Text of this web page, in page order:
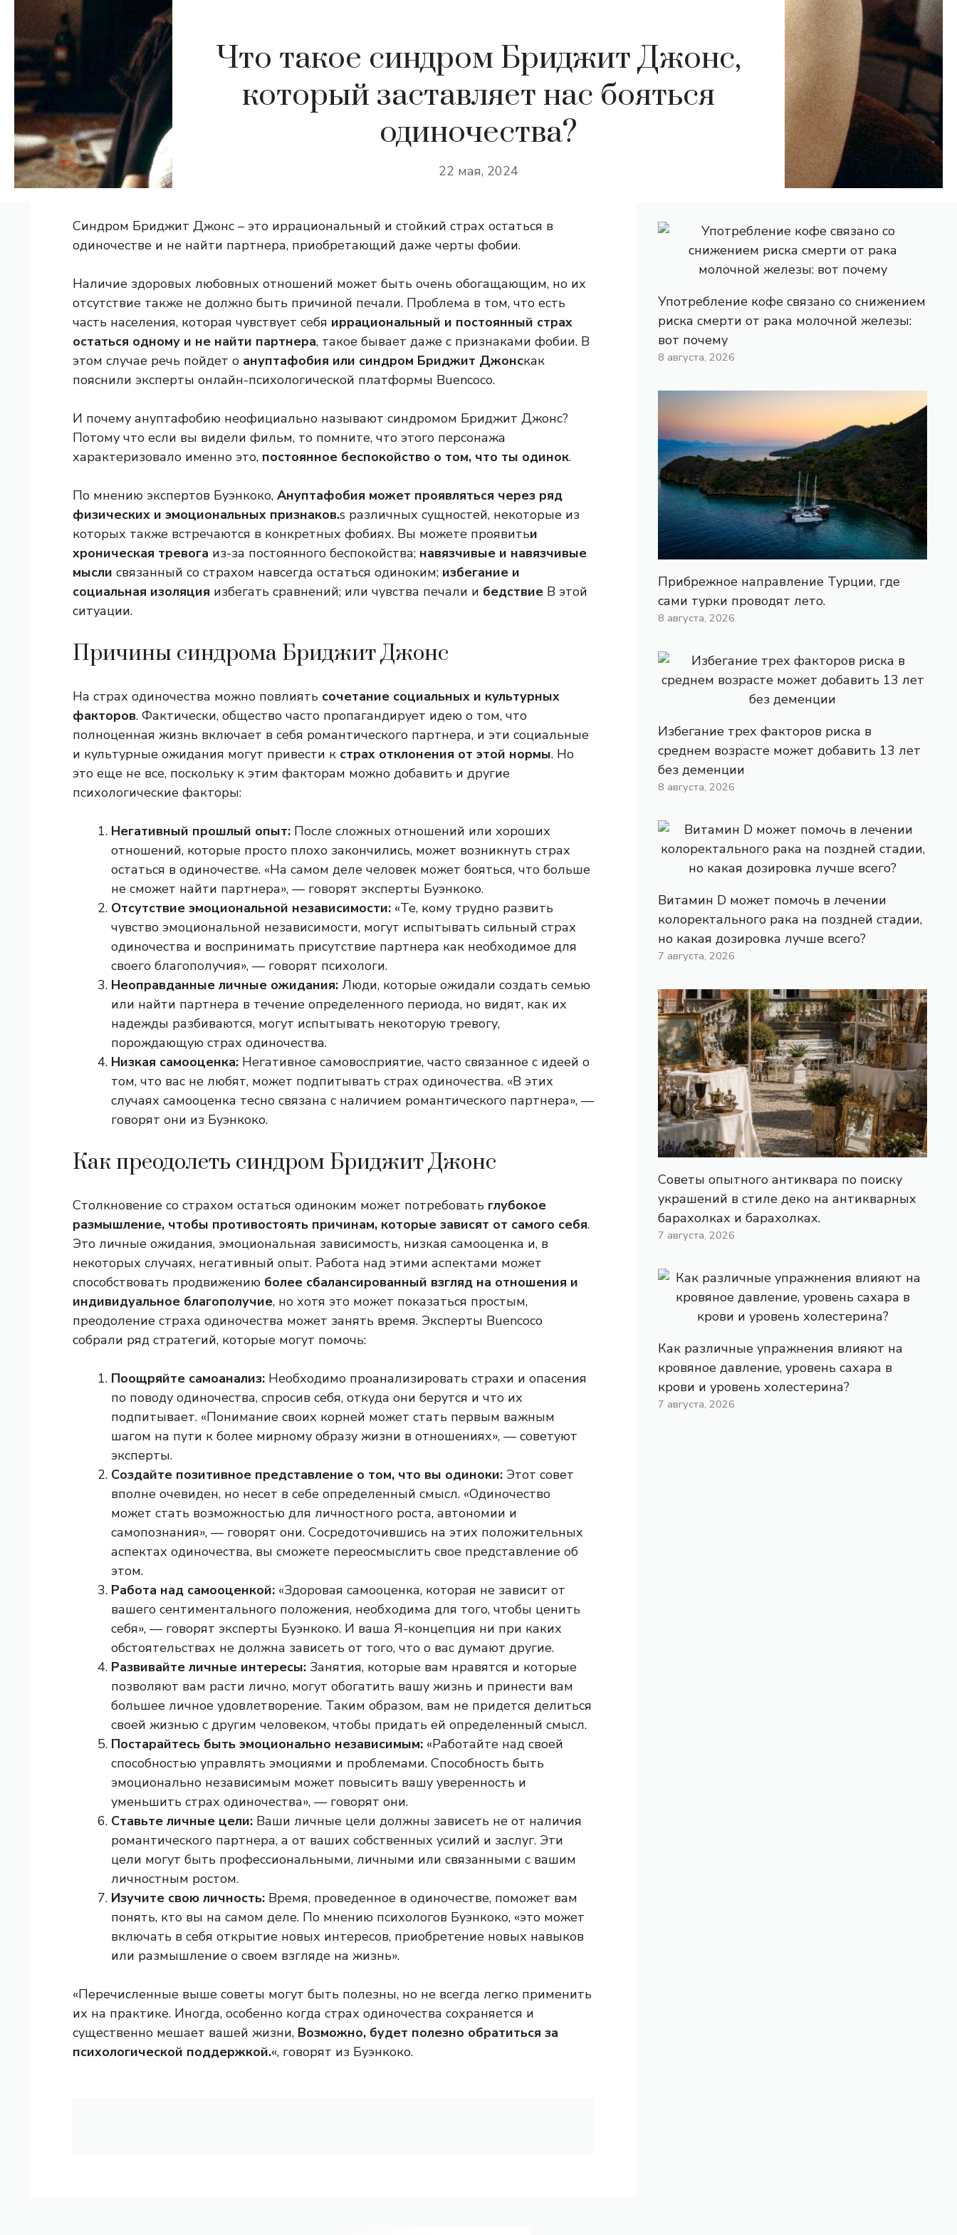
Что такое синдром Бриджит Джонс,
который заставляет нас бояться
одиночества?
22 мая, 2024
Синдром Бриджит Джонс – это иррациональный и стойкий страх остаться в
одиночестве и не найти партнера, приобретающий даже черты фобии.
Наличие здоровых любовных отношений может быть очень обогащающим, но их
отсутствие также не должно быть причиной печали. Проблема в том, что есть
часть населения, которая чувствует себя иррациональный и постоянный страх
остаться одному и не найти партнера, такое бывает даже с признаками фобии. В
этом случае речь пойдет о ануптафобия или синдром Бриджит Джонскак
пояснили эксперты онлайн-психологической платформы Buencoco.
И почему ануптафобию неофициально называют синдромом Бриджит Джонс?
Потому что если вы видели фильм, то помните, что этого персонажа
характеризовало именно это, постоянное беспокойство о том, что ты одинок.
По мнению экспертов Буэнкоко, Ануптафобия может проявляться через ряд
физических и эмоциональных признаков.s различных сущностей, некоторые из
которых также встречаются в конкретных фобиях. Вы можете проявитьи
хроническая тревога из-за постоянного беспокойства; навязчивые и навязчивые
мысли связанный со страхом навсегда остаться одиноким; избегание и
социальная изоляция избегать сравнений; или чувства печали и бедствие В этой
ситуации.
Причины синдрома Бриджит Джонс
На страх одиночества можно повлиять сочетание социальных и культурных
факторов. Фактически, общество часто пропагандирует идею о том, что
полноценная жизнь включает в себя романтического партнера, и эти социальные
и культурные ожидания могут привести к страх отклонения от этой нормы. Но
это еще не все, поскольку к этим факторам можно добавить и другие
психологические факторы:
Негативный прошлый опыт: После сложных отношений или хороших
отношений, которые просто плохо закончились, может возникнуть страх
остаться в одиночестве. «На самом деле человек может бояться, что больше
не сможет найти партнера», — говорят эксперты Буэнкоко.
Отсутствие эмоциональной независимости: «Те, кому трудно развить
чувство эмоциональной независимости, могут испытывать сильный страх
одиночества и воспринимать присутствие партнера как необходимое для
своего благополучия», — говорят психологи.
Неоправданные личные ожидания: Люди, которые ожидали создать семью
или найти партнера в течение определенного периода, но видят, как их
надежды разбиваются, могут испытывать некоторую тревогу,
порождающую страх одиночества.
Низкая самооценка: Негативное самовосприятие, часто связанное с идеей о
том, что вас не любят, может подпитывать страх одиночества. «В этих
случаях самооценка тесно связана с наличием романтического партнера», —
говорят они из Буэнкоко.
Как преодолеть синдром Бриджит Джонс
Столкновение со страхом остаться одиноким может потребовать глубокое
размышление, чтобы противостоять причинам, которые зависят от самого себя.
Это личные ожидания, эмоциональная зависимость, низкая самооценка и, в
некоторых случаях, негативный опыт. Работа над этими аспектами может
способствовать продвижению более сбалансированный взгляд на отношения и
индивидуальное благополучие, но хотя это может показаться простым,
преодоление страха одиночества может занять время. Эксперты Buencoco
собрали ряд стратегий, которые могут помочь:
Поощряйте самоанализ: Необходимо проанализировать страхи и опасения
по поводу одиночества, спросив себя, откуда они берутся и что их
подпитывает. «Понимание своих корней может стать первым важным
шагом на пути к более мирному образу жизни в отношениях», — советуют
эксперты.
Создайте позитивное представление о том, что вы одиноки: Этот совет
вполне очевиден, но несет в себе определенный смысл. «Одиночество
может стать возможностью для личностного роста, автономии и
самопознания», — говорят они. Сосредоточившись на этих положительных
аспектах одиночества, вы сможете переосмыслить свое представление об
этом.
Работа над самооценкой: «Здоровая самооценка, которая не зависит от
вашего сентиментального положения, необходима для того, чтобы ценить
себя», — говорят эксперты Буэнкоко. И ваша Я-концепция ни при каких
обстоятельствах не должна зависеть от того, что о вас думают другие.
Развивайте личные интересы: Занятия, которые вам нравятся и которые
позволяют вам расти лично, могут обогатить вашу жизнь и принести вам
большее личное удовлетворение. Таким образом, вам не придется делиться
своей жизнью с другим человеком, чтобы придать ей определенный смысл.
Постарайтесь быть эмоционально независимым: «Работайте над своей
способностью управлять эмоциями и проблемами. Способность быть
эмоционально независимым может повысить вашу уверенность и
уменьшить страх одиночества», — говорят они.
Ставьте личные цели: Ваши личные цели должны зависеть не от наличия
романтического партнера, а от ваших собственных усилий и заслуг. Эти
цели могут быть профессиональными, личными или связанными с вашим
личностным ростом.
Изучите свою личность: Время, проведенное в одиночестве, поможет вам
понять, кто вы на самом деле. По мнению психологов Буэнкоко, «это может
включать в себя открытие новых интересов, приобретение новых навыков
или размышление о своем взгляде на жизнь».
«Перечисленные выше советы могут быть полезны, но не всегда легко применить
их на практике. Иногда, особенно когда страх одиночества сохраняется и
существенно мешает вашей жизни, Возможно, будет полезно обратиться за
психологической поддержкой.«, говорят из Буэнкоко.
Употребление кофе связано со снижением
риска смерти от рака молочной железы:
вот почему
8 августа, 2026
Прибрежное направление Турции, где
сами турки проводят лето.
8 августа, 2026
Избегание трех факторов риска в
среднем возрасте может добавить 13 лет
без деменции
8 августа, 2026
Витамин D может помочь в лечении
колоректального рака на поздней стадии,
но какая дозировка лучше всего?
7 августа, 2026
Советы опытного антиквара по поиску
украшений в стиле деко на антикварных
барахолках и барахолках.
7 августа, 2026
Как различные упражнения влияют на
кровяное давление, уровень сахара в
крови и уровень холестерина?
7 августа, 2026